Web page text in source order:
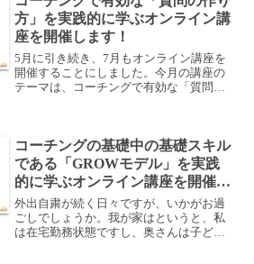
方」を実践的に学ぶオンライン講
座を開催します！
5月に引き続き、7月もオンライン講座を
開催することにしました。今月の講座の
テーマは、コーチングで有効な「質問の
チはほぼずっと質問をし...
コーチングの基礎中の基礎スキル
である「GROWモデル」を実践
的に学ぶオンライン講座を開催し
ます！
外出自粛が続く日々ですが、いかがお過
ごしでしょうか。我が家はというと、私
は在宅勤務状態ですし、奥さんは子ども